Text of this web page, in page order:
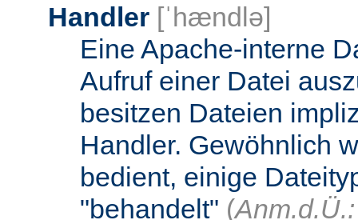
Handler [ˈhændlə]
Eine Apache-interne
Aufruf einer Datei
besitzen Dateien
Handler. Gewöhnlich
bedient, einige
"behandelt" (Anm.d.Ü.: